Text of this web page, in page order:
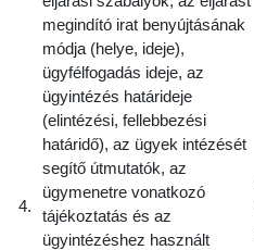
4.
megindító irat benyújtásának
módja (helye, ideje),
ügyfélfogadás ideje, az
ügyintézés határideje
(elintézési, fellebbezési
határidő), az ügyek intézését
segítő útmutatók, az
ügymenetre vonatkozó
tájékoztatás és az
ügyintézéshez használt